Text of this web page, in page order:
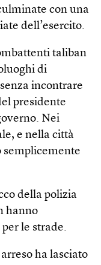
con una
dell’esercito.
taliban
di
incontrare
presidente
Nei
e nella città
semplicemente
della polizia
hanno
le strade.
ha lasciato